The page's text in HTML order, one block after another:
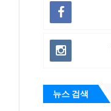
뉴스 검색